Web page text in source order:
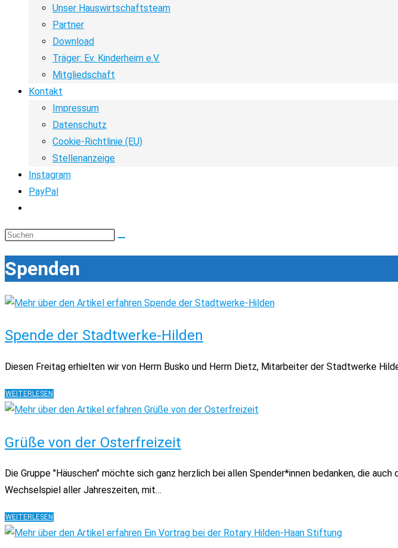
Unser Hauswirtschaftsteam
Partner
Download
Träger: Ev. Kinderheim e.V.
Mitgliedschaft
Kontakt
Impressum
Datenschutz
Cookie-Richtlinie (EU)
Stellenanzeige
Instagram
PayPal
umschalten
Diese
durchsuchen
Spenden
Spende der Stadtwerke-Hilden
Diesen Freitag erhielten wir von Herrn Busko und Herrn Dietz, Mitarbeiter der Stadtwerke
WEITERLESENSPENDE
STADTWERKE-
Grüße von der Osterfreizeit
Die Gruppe "Häuschen" möchte sich ganz herzlich bei allen Spender*innen bedanken, die
Wechselspiel aller Jahreszeiten, mit…
WEITERLESENGRÜSSE V
ER O